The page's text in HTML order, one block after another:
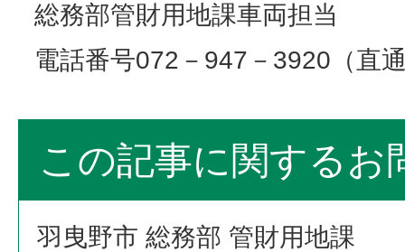
総務部管財用地課車両担当
電話番号072－947－3920（直
この記事に関するお
羽曳野市 総務部 管財用地課